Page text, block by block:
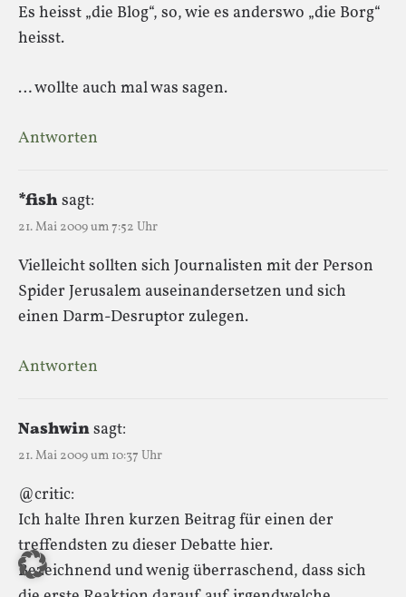
Es heisst „die Blog“, so, wie es anderswo „die Borg“
heisst.
… wollte auch mal was sagen.
Antworten
*fish sagt:
21. Mai 2009 um 7:52 Uhr
Vielleicht sollten sich Journalisten mit der Person
Spider Jerusalem auseinandersetzen und sich
einen Darm-Desruptor zulegen.
Antworten
Nashwinsagt:
21. Mai 2009 um 10:37 Uhr
@critic:
Ich halte Ihren kurzen Beitrag für einen der
treffendsten zu dieser Debatte hier.
Bezeichnend und wenig überraschend, dass sich